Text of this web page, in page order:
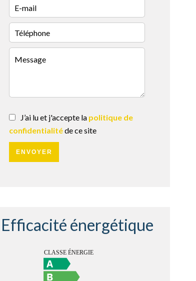
J’ai lu et j'accepte la politique de
confidentialitéde ce site
ENVOYER
Efficacité énergétique